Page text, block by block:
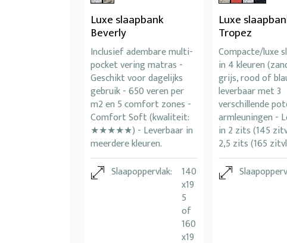
Luxe slaapbank
Beverly
Inclusief adembare multi-
pocket vering matras -
Geschikt voor dagelijks
gebruik - 650 veren per
m2 en 5 comfort zones -
Comfort Soft (kwaliteit:
★★★★★) - Leverbaar in
meerdere kleuren.
Slaapoppervlak:
140
x19
5
of
160
x19
Luxe
Tropez
Compacte/luxe
in 4 kleuren
grijs, rood of
leverbaar met 3
verschillende
armleuningen -
in 2 zits (145
2,5 zits (165